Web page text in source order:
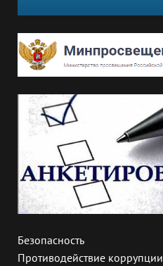
Безопасность
Противодействие коррупции